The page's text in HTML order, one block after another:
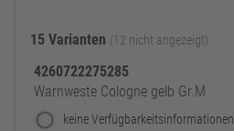
15 Varianten (12 nicht angezeigt)
4260722275285
Warnweste Cologne gelb Gr.M
keine Verfügbarkeitsinformationen